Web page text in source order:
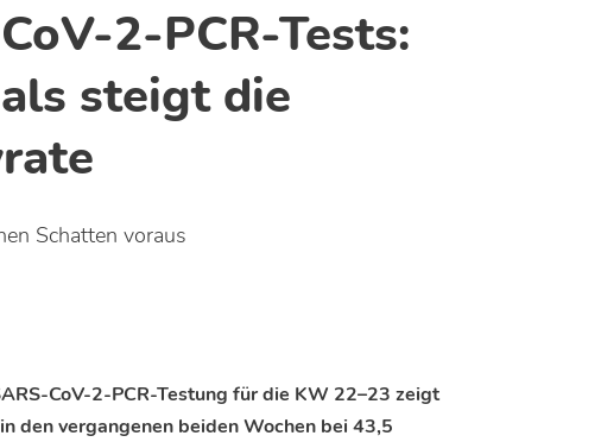
2-PCR-Tests:
steigt die
Schatten voraus
CoV-2-PCR-Testung für die KW 22–23 zeigt
den vergangenen beiden Wochen bei 43,5